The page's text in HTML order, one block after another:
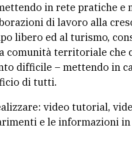
in rete pratiche e
di lavoro alla
libero ed al turismo,
comunità territoriale che
difficile – mettendo in
di tutti.
video tutorial,
e le informazioni